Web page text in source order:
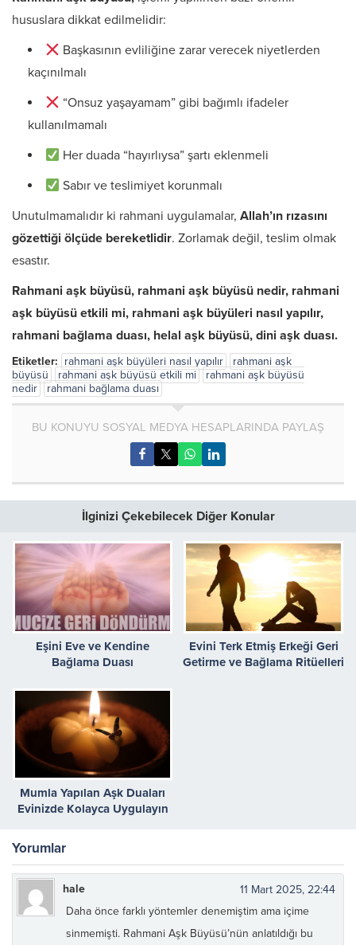
hususlara dikkat edilmelidir:
Başkasının evliliğine zarar verecek niyetlerden
kaçınılmalı
“Onsuz yaşayamam” gibi bağımlı ifadeler
kullanılmamalı
Her duada “hayırlıysa” şartı eklenmeli
Sabır ve teslimiyet korunmalı
Unutulmamalıdır ki rahmani uygulamalar, Allah’ın rızasını
gözettiği ölçüde bereketlidir. Zorlamak değil, teslim olmak
esastır.
Rahmani aşk büyüsü, rahmani aşk büyüsü nedir, rahmani
aşk büyüsü etkili mi, rahmani aşk büyüleri nasıl yapılır,
rahmani bağlama duası, helal aşk büyüsü, dini aşk duası.
Etiketler: rahmani aşk büyüleri nasıl yapılır
rahmani aşk
büyüsü
rahmani aşk büyüsü etkili mi
rahmani aşk büyüsü
nedir
rahmani bağlama duası
BU KONUYU SOSYAL MEDYA HESAPLARINDA PAYLAŞ
İlginizi Çekebilecek Diğer Konular
Eşini Eve ve Kendine
Bağlama Duası
Evini Terk Etmiş Erkeği Geri
Getirme ve Bağlama Ritüelleri
Mumla Yapılan Aşk Duaları
Evinizde Kolayca Uygulayın
Yorumlar
hale
11 Mart 2025, 22:44
Daha önce farklı yöntemler denemiştim ama içime
sinmemişti. Rahmani Aşk Büyüsü’nün anlatıldığı bu